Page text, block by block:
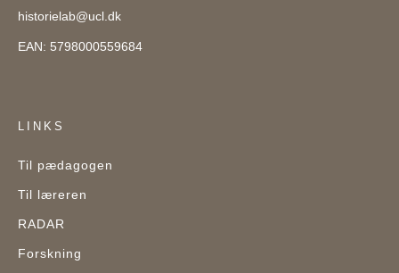
historielab@ucl.dk
EAN: 5798000559684
LINKS
Til pædagogen
Til læreren
RADAR
Forskning